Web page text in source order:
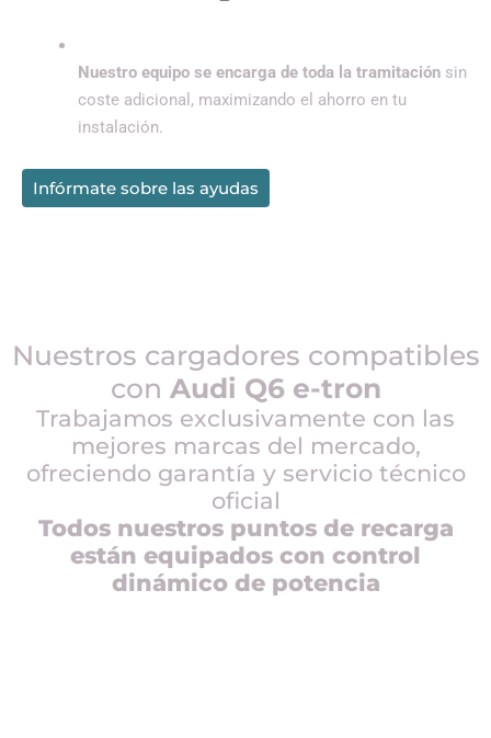
Nuestro equipo se encarga de toda la tramitación sin
coste adicional, maximizando el ahorro en tu
instalación.
Infórmate sobre las ayudas
Nuestros cargadores compatibles
con Audi Q6 e-tron
Trabajamos exclusivamente con las
mejores marcas del mercado,
ofreciendo garantía y servicio técnico
oficial
Todos nuestros puntos de recarga
están equipados con control
dinámico de potencia